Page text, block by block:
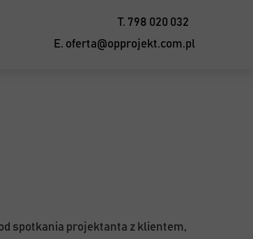
E. oferta@opprojekt.com.pl
T. 798 020 032
spotkania projektanta z klientem,